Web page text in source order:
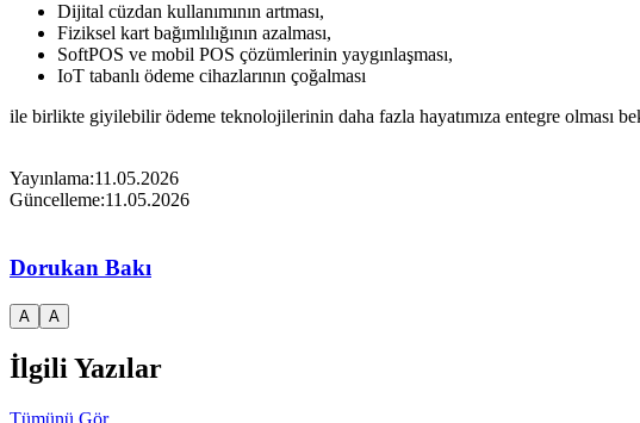
Dijital cüzdan kullanımının artması,
Fiziksel kart bağımlılığının azalması,
SoftPOS ve mobil POS çözümlerinin yaygınlaşması,
IoT tabanlı ödeme cihazlarının çoğalması
ile birlikte giyilebilir ödeme teknolojilerinin daha fazla hayatımıza entegre olması
Yayınlama:11.05.2026
Güncelleme:11.05.2026
Dorukan Bakı
A A
İlgili Yazılar
Tümünü Gör